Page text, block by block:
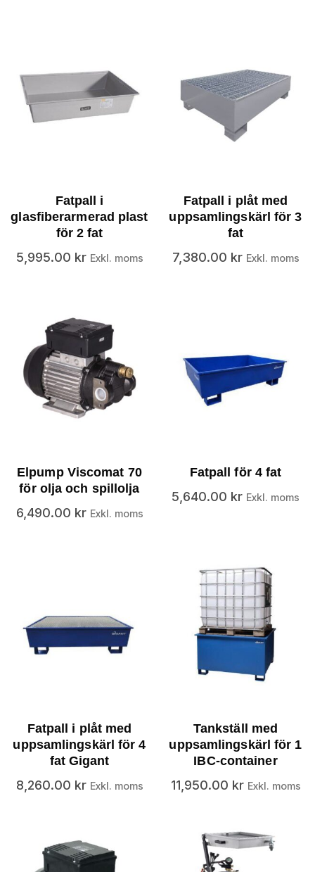
Fatpall i
glasfiberarmerad plast
för 2 fat
5,995.00 kr Exkl. moms
Fatpall i plåt med
uppsamlingskärl för 3
fat
7,380.00 kr Exkl. moms
Elpump Viscomat 70
för olja och spillolja
6,490.00 kr Exkl. moms
Fatpall för 4 fat
5,640.00 kr Exkl. moms
Fatpall i plåt med
uppsamlingskärl för 4
fat Gigant
8,260.00 kr Exkl. moms
Tankställ med
uppsamlingskärl för 1
IBC-container
11,950.00 kr Exkl. moms